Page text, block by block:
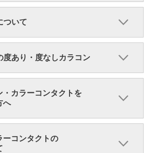
ついて
あり・度なしカラコン
・カラーコンタクトを
へ
ーコンタクトの